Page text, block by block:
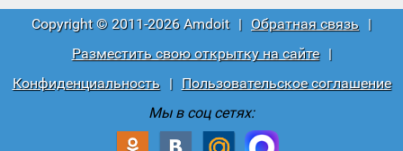
Copyright © 2011-2026 Amdoit | Обратная связь |
Разместить свою открытку на сайте
|
Конфиденциальность
|
Пользовательское соглашение
Мы в соц сетях: